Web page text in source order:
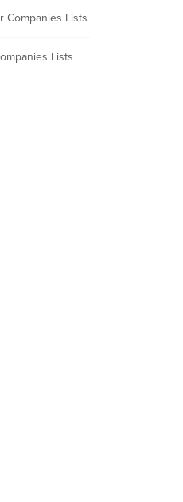
Companies Lists
Lists